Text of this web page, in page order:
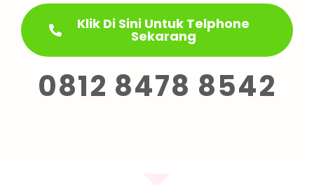
Klik Di Sini Untuk Telphone
Sekarang
0812 8478 8542